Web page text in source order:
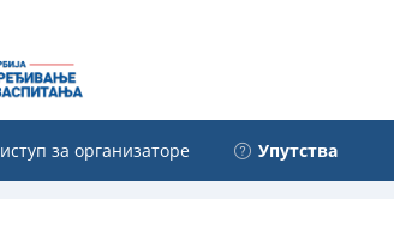
за организаторе Упутства